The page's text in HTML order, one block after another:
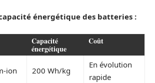
énergétique des batteries :
Capacité
énergétique
Coût
ion 200 Wh/kg
En évolution
rapide